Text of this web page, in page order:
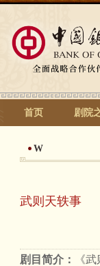
首页 剧院
W
武则天轶事
剧目简介：
《